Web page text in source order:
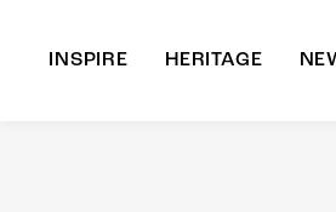
INSPIRE HERITAGE